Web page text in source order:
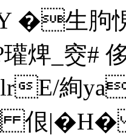
生胊
焷_窔#
E/絢
佷|�H�